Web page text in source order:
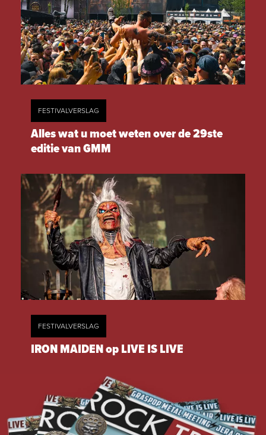
FESTIVALVERSLAG
Alles wat u moet weten over de 29ste
editie van GMM
FESTIVALVERSLAG
IRON MAIDEN op LIVE IS LIVE